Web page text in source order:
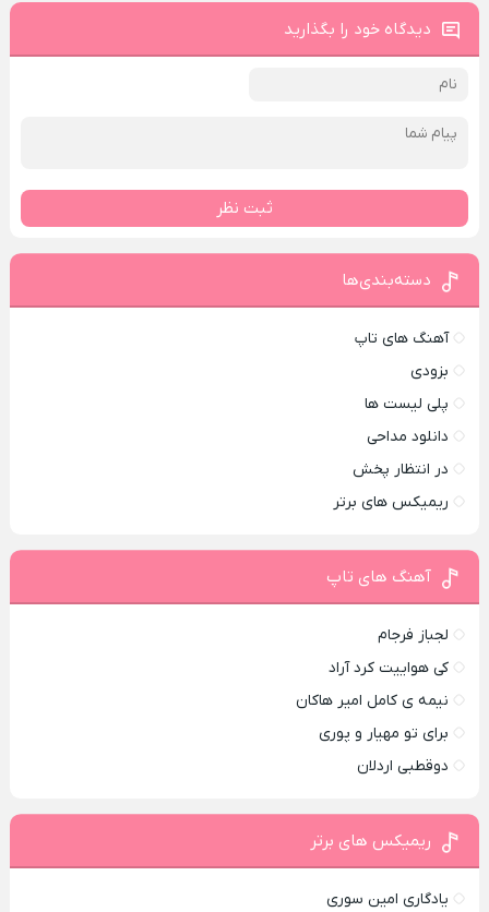
دیدگاه خود را بگذارید
ثبت نظر
دسته‌بندی‌ها
آهنگ های تاپ
بزودی
پلی لیست ها
دانلود مداحی
در انتظار پخش
ریمیکس های برتر
آهنگ های تاپ
لجباز فرجام
کی هواییت کرد آراد
نیمه ی کامل امیر هاکان
برای تو مهیار و پوری
دوقطبی اردلان
ریمیکس های برتر
یادگاری امین سوری